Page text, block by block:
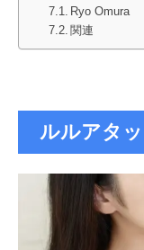
Ryo Omura
関連
ルルアタ